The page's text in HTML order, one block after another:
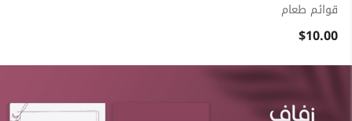
قوائم طعام
$10.00